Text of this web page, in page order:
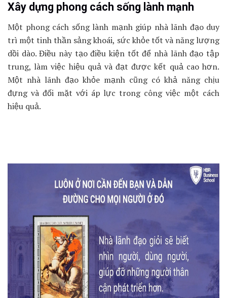
Xây dựng phong cách sống lành mạnh
Một phong cách sống lành mạnh giúp nhà lãnh đạo duy
trì một tinh thần sảng khoái, sức khỏe tốt và năng lượng
dồi dào. Điều này tạo điều kiện tốt để nhà lãnh đạo tập
trung, làm việc hiệu quả và đạt được kết quả cao hơn.
Một nhà lãnh đạo khỏe mạnh cũng có khả năng chịu
đựng và đối mặt với áp lực trong công việc một cách
hiệu quả.